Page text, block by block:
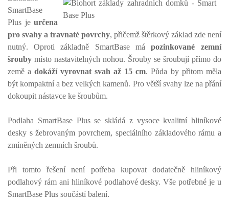
SmartBase
Plus je určena
pro svahy a travnaté povrchy, přičemž štěrkový základ zde není
nutný. Oproti základně SmartBase má pozinkované zemní
šrouby místo nastavitelných nohou. Šrouby se šroubují přímo do
země a dokáží vyrovnat svah až 15 cm. Půda by přitom měla
být kompaktní a bez velkých kamenů. Pro větší svahy lze na přání
dokoupit nástavce ke šroubům.
Podlaha SmartBase Plus se skládá z vysoce kvalitní hliníkové
desky s žebrovaným povrchem, speciálního základového rámu a
zmíněných zemních šroubů.
Při tomto řešení není potřeba kupovat dodatečně hliníkový
podlahový rám ani hliníkové podlahové desky. Vše potřebné je u
SmartBase Plus součástí balení.